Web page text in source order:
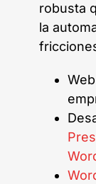
robusta
la